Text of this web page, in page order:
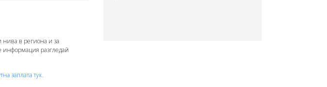
нива в региона и за
информация разгледай
заплата тук.